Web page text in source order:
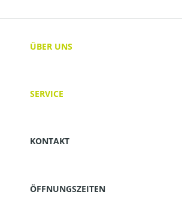
ÜBER UNS
SERVICE
KONTAKT
ÖFFNUNGSZEITEN